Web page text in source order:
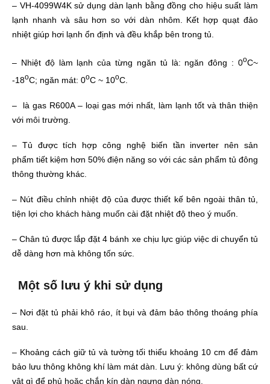
– VH-4099W4K sử dụng dàn lạnh bằng đồng cho hiệu suất làm
lạnh nhanh và sâu hơn so với dàn nhôm. Kết hợp quạt đảo
nhiệt giúp hơi lạnh ổn định và đều khắp bên trong tủ.
– Nhiệt độ làm lạnh của từng ngăn tủ là: ngăn đông : 0oC~
-18oC; ngăn mát: 0oC ~ 10oC.
– là gas R600A – loại gas mới nhất, làm lạnh tốt và thân thiện
với môi trường.
– Tủ được tích hợp công nghệ biến tần inverter nên sản
phẩm tiết kiệm hơn 50% điện năng so với các sản phẩm tủ đông
thông thường khác.
– Nút điều chỉnh nhiệt độ của được thiết kế bên ngoài thân tủ,
tiện lợi cho khách hàng muốn cài đặt nhiệt độ theo ý muốn.
– Chân tủ được lắp đặt 4 bánh xe chịu lực giúp việc di chuyển tủ
dễ dàng hơn mà không tốn sức.
Một số lưu ý khi sử dụng
– Nơi đặt tủ phải khô ráo, ít bụi và đảm bảo thông thoáng phía
sau.
– Khoảng cách giữ tủ và tường tối thiểu khoảng 10 cm để đảm
bảo lưu thông không khí làm mát dàn. Lưu ý: không dùng bất cứ
vật gì để phủ hoặc chắn kín dàn ngưng dàn nóng.